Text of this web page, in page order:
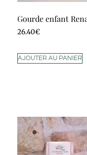
Gourde enfant
26.40€
AJOUTER AU PANIER